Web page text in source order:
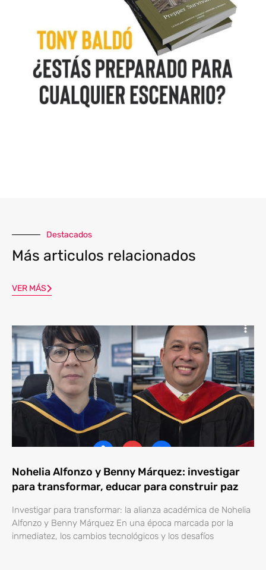
Destacados
Más articulos relacionados
VER MÁS
Nohelia Alfonzo y Benny Márquez: investigar
para transformar, educar para construir paz
Investigar para transformar: la alianza académica de Nohelia
Alfonzo y Benny Márquez En una época marcada por la
inmediatez, los cambios tecnológicos y los desafíos